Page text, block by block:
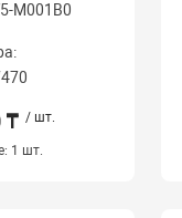
M001B0
₸ / шт.
1 шт.